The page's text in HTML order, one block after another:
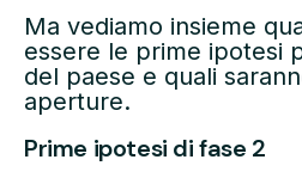
Ma vediamo insieme
essere le prime ipotesi
del paese e quali
aperture.
Prime ipotesi di fase 2